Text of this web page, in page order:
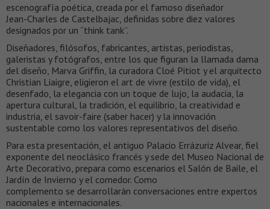
escenografía poética, creada por el famoso diseñador
Jean-Charles de Castelbajac, definidas sobre diez valores
designados por un “think tank”.
Diseñadores, filósofos, fabricantes, artistas, periodistas,
galeristas y fotógrafos, entre los que figuran la llamada dama
del diseño, Marva Griffin, la curadora Cloé Pitiot y el arquitecto
Christian Liaigre, eligieron el art de vivre (estilo de vida), el
desenfado, la elegancia con un toque de lujo, la audacia, la
apertura cultural, la tradición, el equilibrio, la creatividad e
industria, el savoir-faire (saber hacer) y la innovación
sustentable como los valores representativos del diseño.
Para esta presentación, el antiguo Palacio Errázuriz Alvear, fiel
exponente del neoclásico francés y sede del Museo Nacional de
Arte Decorativo, prepara como escenarios el Salón de Baile, el
Jardín de Invierno y el comedor. Como
complemento se desarrollarán conversaciones entre expertos
nacionales e internacionales.